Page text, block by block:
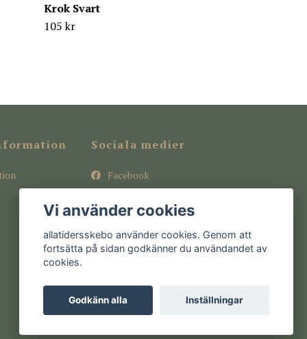
Krok Svart
105 kr
Sociala medier
Facebook
Pinterest
Vi använder cookies
allatidersskebo använder cookies. Genom att
fortsätta på sidan godkänner du användandet av
cookies.
Godkänn alla Inställningar